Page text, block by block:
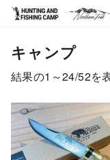
キャンプ
結果の1～24/52を